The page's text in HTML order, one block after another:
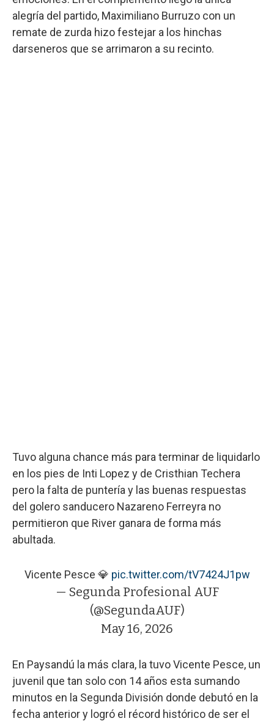
alegría del partido, Maximiliano Burruzo con un
remate de zurda hizo festejar a los hinchas
darseneros que se arrimaron a su recinto.
Tuvo alguna chance más para terminar de liquidarlo
en los pies de Inti Lopez y de Cristhian Techera
pero la falta de puntería y las buenas respuestas
del golero sanducero Nazareno Ferreyra no
permitieron que River ganara de forma más
abultada.
Vicente Pesce 💎 pic.twitter.com/tV7424J1pw
— Segunda Profesional AUF
(@SegundaAUF)
May 16, 2026
En Paysandú la más clara, la tuvo Vicente Pesce, un
juvenil que tan solo con 14 años esta sumando
minutos en la Segunda División donde debutó en la
fecha anterior y logró el récord histórico de ser el